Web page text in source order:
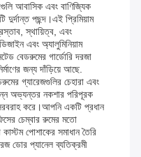
আবাসিক এবং বাণিজ্যিক
পছন্দ।এই প্রিমিয়াম
স্থায়িত্ব, এবং
এবং অ্যালুমিনিয়াম
বেডরুমের গার্ডোরি দরজা
জন্য দাঁড়িয়ে আছে.
গ্যারেজগুলির চেহারা এবং
অভ্যন্তর নকশার পরিপূরক
করে।আপনি একটি প্রধান
চেম্বার রুমের মতো
পোশাকের সমাধান তৈরি
ডোর প্যানেল ব্যতিক্রমী